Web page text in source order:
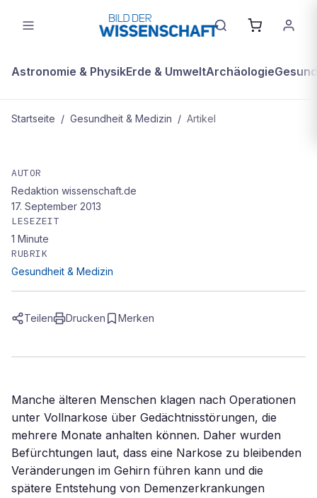
Astronomie & PhysikErde & UmweltArchäologie
Startseite / Gesundheit & Medizin / Artikel
Vollnarkose nicht schuld an
Alzheimer
AUTOR
Redaktion wissenschaft.de
17. September 2013
LESEZEIT
1 Minute
RUBRIK
Gesundheit & Medizin
Teilen Drucken Merken
Manche älteren Menschen klagen nach Operationen
unter Vollnarkose über Gedächtnisstörungen, die
mehrere Monate anhalten können. Daher wurden
Befürchtungen laut, dass eine Narkose zu bleibenden
Veränderungen im Gehirn führen kann und die
spätere Entstehung von Demenzerkrankungen